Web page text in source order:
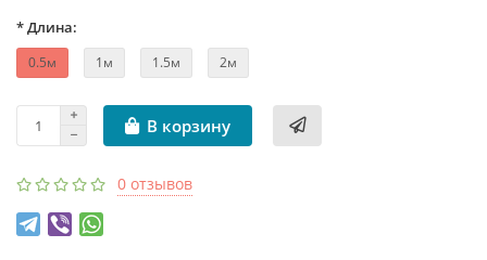
* Длина:
0.5м 1м 1.5м 2м
В корзину
0 отзывов